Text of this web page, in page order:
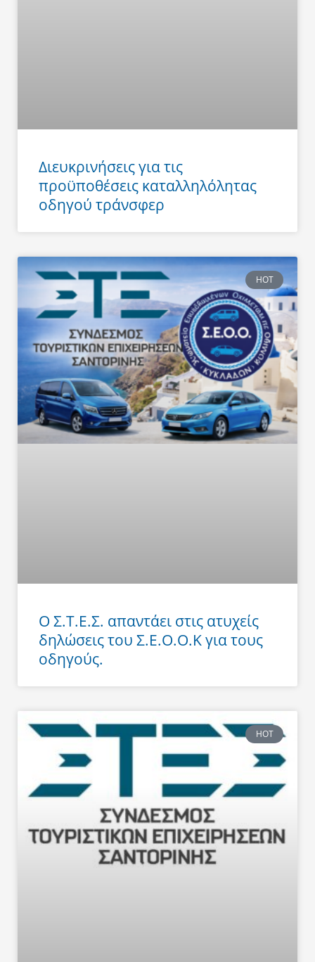
Διευκρινήσεις για τις
προϋποθέσεις καταλληλόλητας
οδηγού τράνσφερ
HOT
Ο Σ.Τ.Ε.Σ. απαντάει στις ατυχείς
δηλώσεις του Σ.Ε.Ο.Ο.Κ για τους
οδηγούς.
HOT